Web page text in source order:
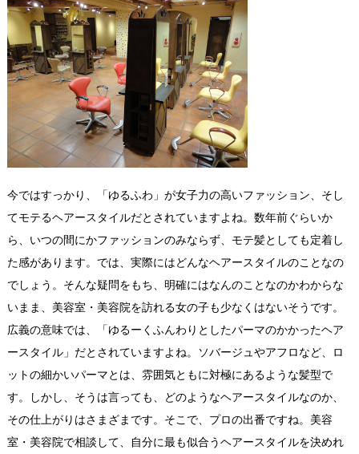
今ではすっかり、「ゆるふわ」が女子力の高いファッション、そし
てモテるヘアースタイルだとされていますよね。数年前ぐらいか
ら、いつの間にかファッションのみならず、モテ髪としても定着し
た感があります。では、実際にはどんなヘアースタイルのことなの
でしょう。そんな疑問をもち、明確にはなんのことなのかわからな
いまま、美容室・美容院を訪れる女の子も少なくはないそうです。
広義の意味では、「ゆるーくふんわりとしたパーマのかかったヘア
ースタイル」だとされていますよね。ソバージュやアフロなど、ロ
ットの細かいパーマとは、雰囲気ともに対極にあるような髪型で
す。しかし、そうは言っても、どのようなヘアースタイルなのか、
その仕上がりはさまざまです。そこで、プロの出番ですね。美容
室・美容院で相談して、自分に最も似合うヘアースタイルを決めれ